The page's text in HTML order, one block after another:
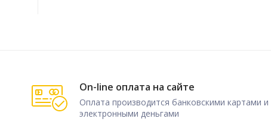
On-line оплата на сайте
Оплата производится банковскими картами и
электронными деньгами